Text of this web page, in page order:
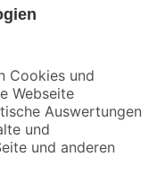
mehr verpassen!